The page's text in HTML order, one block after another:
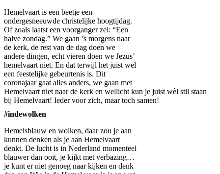
Hemelvaart is een beetje een
ondergesneeuwde christelijke hoogtijdag.
Of zoals laatst een voorganger zei: “Een
halve zondag.” We gaan ’s morgens naar
de kerk, de rest van de dag doen we
andere dingen, echt vieren doen we Jezus’
hemelvaart niet. En dat terwijl het juist wel
een feestelijke gebeurtenis is. Dit
coronajaar gaat alles anders, we gaan met
Hemelvaart niet naar de kerk en wellicht kun je juist wèl stil staan
bij Hemelvaart! Ieder voor zich, maar toch samen!
#indewolken
Hemelsblauw en wolken, daar zou je aan
kunnen denken als je aan Hemelvaart
denkt. De lucht is in Nederland momenteel
blauwer dan ooit, je kijkt met verbazing…
je kunt er niet genoeg naar kijken en denk